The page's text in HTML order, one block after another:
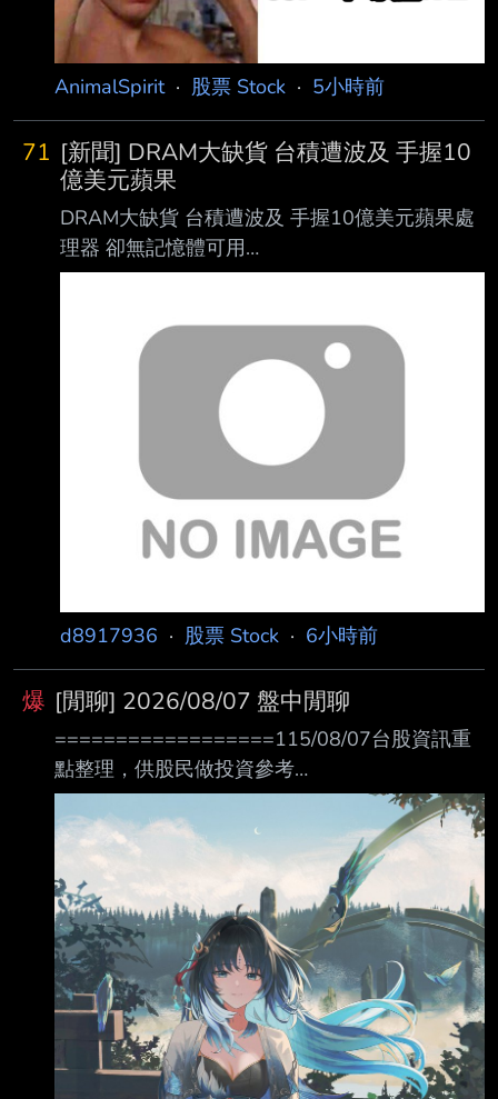
AnimalSpirit· 股票 Stock · 5小時前
71 [新聞] DRAM大缺貨 台積遭波及 手握10
億美元蘋果
DRAM大缺貨 台積遭波及 手握10億美元蘋果處
理器 卻無記憶體可用
https://money.udn.com/money/story/5612/9675
01:20:54 經濟日報 編譯陳律安、記者尹慧中／
綜合報導 記憶體大缺貨，台積電（2330）傳掃
到颱風尾。業界傳出，台積電目前手握價值約10
億美 元的蘋果處理器，卻苦無DRAM，導致整個
生產交貨時程卡關，進而牽動蘋果iPhone 18系
列新機備貨狀況。 對於相關消息，至昨（6
d8917936 · 股票 Stock · 6小時前
爆 [閒聊] 2026/08/07 盤中閒聊
==================115/08/07台股資訊重
點整理，供股民做投資參考
================= 台 股 台指08 盤後
08 台指期未平倉口數 自營商 +2,602 (+1,299)
投信 +84,163 (-412) 外資 -89,383 (-2,121) 台
指選未平倉口數 自營商 -4,778 (-3,005) 投信
-2930 (-341) 外資 -1,440 (-1,120) 日經 225
首爾綜指 道瓊工業 那斯達克 標普 500
費城半導 12048.69 ▲ 3